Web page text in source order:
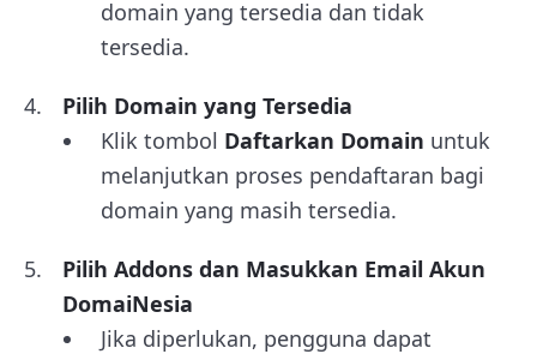
domain yang tersedia dan tidak
tersedia.
Pilih Domain yang Tersedia
Klik tombol Daftarkan Domain untuk
melanjutkan proses pendaftaran bagi
domain yang masih tersedia.
Pilih Addons dan Masukkan Email Akun
DomaiNesia
Jika diperlukan, pengguna dapat